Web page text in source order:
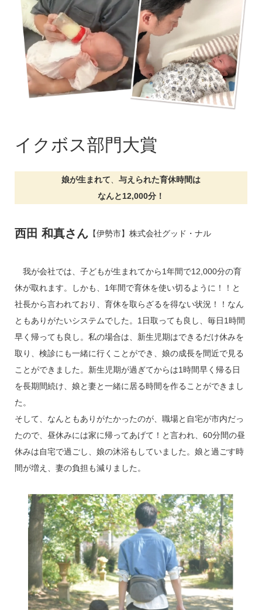
イクボス部門大賞
娘が生まれて
与えられた育休時間は
なんと12,000分！
西田 和真さん【伊勢市】 株式会社グッド・ナル
我が会社では、子どもが生まれてから1年間で12,000分の育
休が取れます。しかも、1年間で育休を使い切るように！！と
社長から言われており、育休を取らざるを得ない状況！！なん
ともありがたいシステムでした。1日取っても良し、毎日1時間
早く帰っても良し。私の場合は、新生児期はできるだけ休みを
取り、検診にも一緒に行くことができ、娘の成長を間近で見る
ことができました。新生児期が過ぎてからは1時間早く帰る日
を長期間続け、娘と妻と一緒に居る時間を作ることができまし
た。
そして、なんともありがたかったのが、職場と自宅が市内だっ
たので、昼休みには家に帰ってあげて！と言われ、60分間の昼
休みは自宅で過ごし、娘の沐浴もしていました。娘と過ごす時
間が増え、妻の負担も減りました。